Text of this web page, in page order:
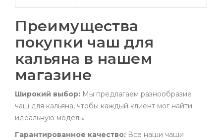
Преимущества
покупки чаш для
кальяна в нашем
магазине
Широкий выбор: Мы предлагаем разнообразие
чаш для кальяна, чтобы каждый клиент мог найти
идеальную модель.
Гарантированное качество: Все наши чаши